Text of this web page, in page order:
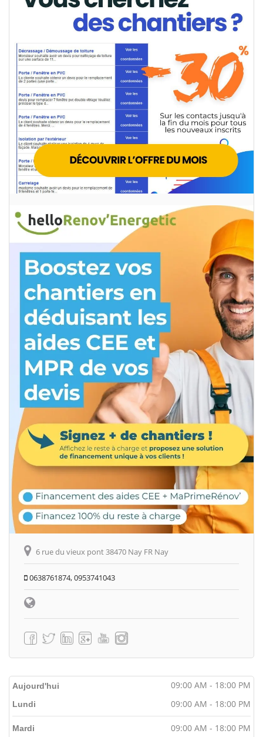
6 rue du vieux pont 38470 Nay FR Nay
0638761874, 0953741043
Aujourd'hui 09:00 AM - 18:00 PM
Lundi 09:00 AM - 18:00 PM
Mardi 09:00 AM - 18:00 PM